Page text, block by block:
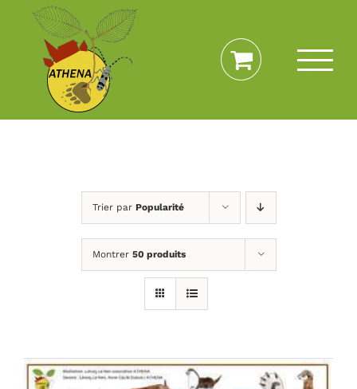
Passer
contenu
Trier par Popularité
Montrer 50 produits